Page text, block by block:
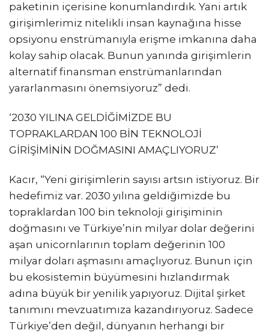
paketinin içerisine konumlandırdık. Yani artık
girişimlerimiz nitelikli insan kaynağına hisse
opsiyonu enstrümanıyla erişme imkanına daha
kolay sahip olacak. Bunun yanında girişimlerin
alternatif finansman enstrümanlarından
yararlanmasını önemsiyoruz” dedi.
‘2030 YILINA GELDİĞİMİZDE BU
TOPRAKLARDAN 100 BİN TEKNOLOJİ
GİRİŞİMİNİN DOĞMASINI AMAÇLIYORUZ’
Kacır, “Yeni girişimlerin sayısı artsın istiyoruz. Bir
hedefimiz var. 2030 yılına geldiğimizde bu
topraklardan 100 bin teknoloji girişiminin
doğmasını ve Türkiye’nin milyar dolar değerini
aşan unicornlarının toplam değerinin 100
milyar doları aşmasını amaçlıyoruz. Bunun için
bu ekosistemin büyümesini hızlandırmak
adına büyük bir yenilik yapıyoruz. Dijital şirket
tanımını mevzuatımıza kazandırıyoruz. Sadece
Türkiye’den değil, dünyanın herhangi bir